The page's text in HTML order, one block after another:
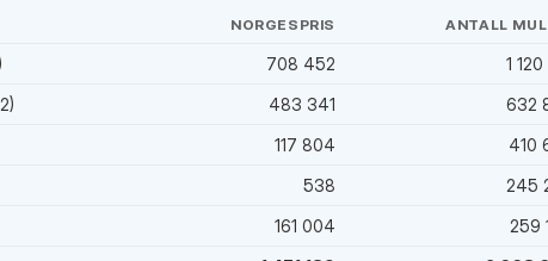
NORGESPRIS ANTALL
708 452 1 120
483 341 632
117 804 410
538 245
161 004 259